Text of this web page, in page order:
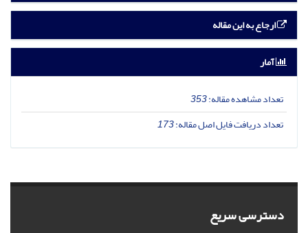
ارجاع به این مقاله
آمار
تعداد مشاهده مقاله:353
تعداد دریافت فایل اصل مقاله:173
دسترسی سریع